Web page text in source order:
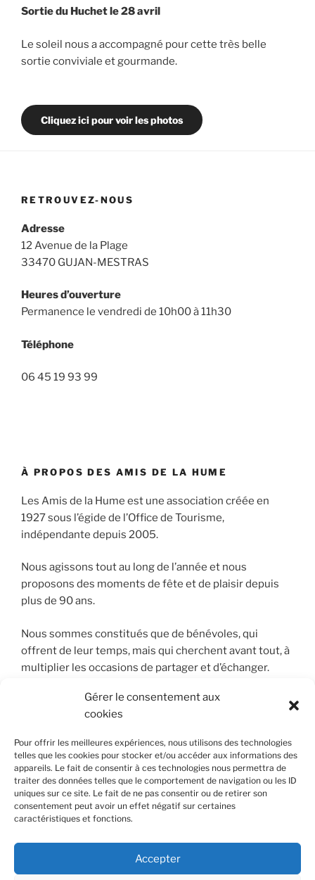
Gérer le consentement aux
cookies
Pour offrir les meilleures expériences, nous utilisons des technologies
telles que les cookies pour stocker et/ou accéder aux informations des
appareils. Le fait de consentir à ces technologies nous permettra de
traiter des données telles que le comportement de navigation ou les ID
uniques sur ce site. Le fait de ne pas consentir ou de retirer son
consentement peut avoir un effet négatif sur certaines
caractéristiques et fonctions.
Accepter
Sortie du Huchet le 28 avril
Le soleil nous a accompagné pour cette très belle
sortie conviviale et gourmande.
Cliquez ici pour voir les photos
RETROUVEZ-NOUS
Adresse
12 Avenue de la Plage
33470 GUJAN-MESTRAS
Heures d’ouverture
Permanence le vendredi de 10h00 à 11h30
Téléphone
06 45 19 93 99
À PROPOS DES AMIS DE LA HUME
Les Amis de la Hume est une association créée en
1927 sous l’égide de l’Office de Tourisme,
indépendante depuis 2005.
Nous agissons tout au long de l’année et nous
proposons des moments de fête et de plaisir depuis
plus de 90 ans.
Nous sommes constitués que de bénévoles, qui
offrent de leur temps, mais qui cherchent avant tout, à
multiplier les occasions de partager et d’échanger.
C’est là notre plus grande richesse…..
RECHERCHER
Recherche
pour
:
Facebook
E- Annee